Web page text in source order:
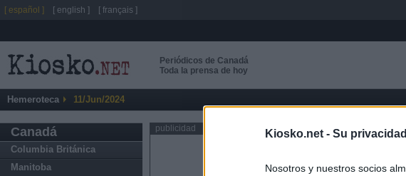
Kiosko.net - Su
Nosotros y nuestros socios
Periódicos de Canadá
Toda la prensa de hoy
Hemeroteca 11/Jun/2024
Canadá
Columbia Británica
Manitoba
publicidad
[ español ] [ english ] [ français ]